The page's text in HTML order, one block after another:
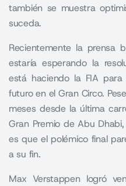
también se muestra
suceda.
Recientemente la prensa
estaría esperando la
está haciendo la FIA
futuro en el Gran Circo.
meses desde la última
Gran Premio de Abu
es que el polémico final
a su fin.
Max Verstappen logró